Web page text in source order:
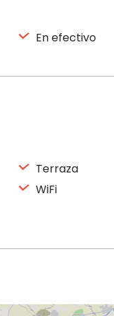
En efectivo
Terraza
WiFi